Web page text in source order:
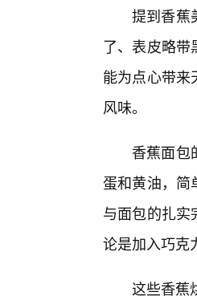
提到香蕉
了、表皮略带
能为点心带来
风味。
香蕉面包
蛋和黄油，简
与面包的扎实
论是加入巧克
这些香蕉